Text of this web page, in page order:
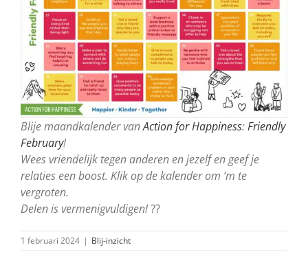
Blije maandkalender vanAction for Happiness:Friendly
February!
Wees vriendelijk tegen anderen en jezelf en geef je
relaties een boost. Klik op de kalender om ‘m te
vergroten.
Delen is vermenigvuldigen!??
1 februari 2024 | Blij-inzicht